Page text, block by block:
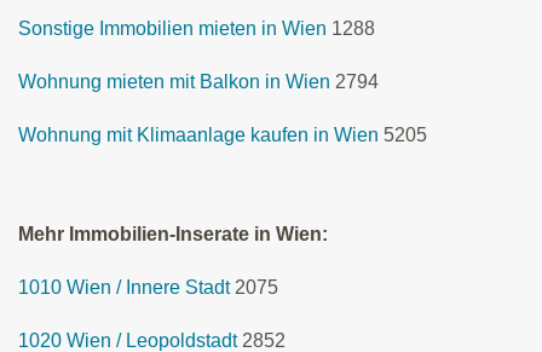
Sonstige Immobilien mieten in Wien 1288
Wohnung mieten mit Balkon in Wien 2794
Wohnung mit Klimaanlage kaufen in Wien 5205
Mehr Immobilien-Inserate in Wien:
1010 Wien / Innere Stadt 2075
1020 Wien / Leopoldstadt 2852